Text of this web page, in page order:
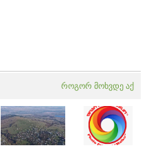
როგორ მოხვდე აქ